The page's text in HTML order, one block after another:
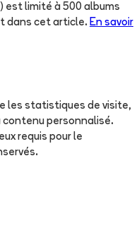
est limité à 500 albums
dans cet article. En savoir
les statistiques de visite,
contenu personnalisé.
requis pour le